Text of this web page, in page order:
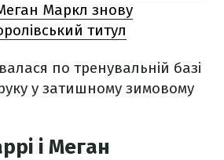
Маркл знову
титул
по тренувальній базі
у затишному зимовому
і Меган